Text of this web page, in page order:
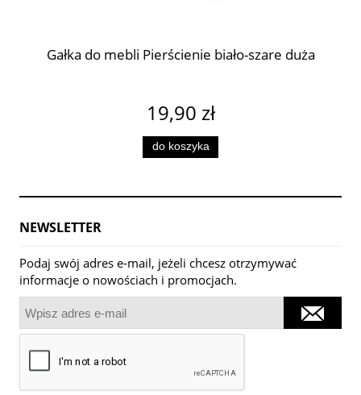
Gałka do mebli Pierścienie biało-szare duża
19,90 zł
do koszyka
NEWSLETTER
Podaj swój adres e-mail, jeżeli chcesz otrzymywać
informacje o nowościach i promocjach.